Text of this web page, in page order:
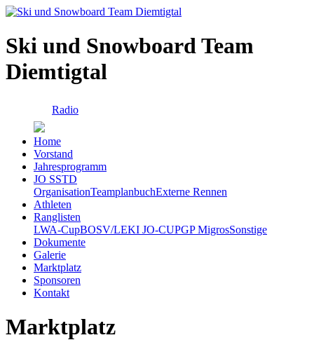
Ski und Snowboard Team
Diemtigtal
Radio
Home
Vorstand
Jahresprogramm
JO SSTD
OrganisationTeamplanbuchExterne Rennen
Athleten
Ranglisten
LWA-CupBOSV/LEKI JO-CUPGP MigrosSonstige
Dokumente
Galerie
Marktplatz
Sponsoren
Kontakt
Marktplatz